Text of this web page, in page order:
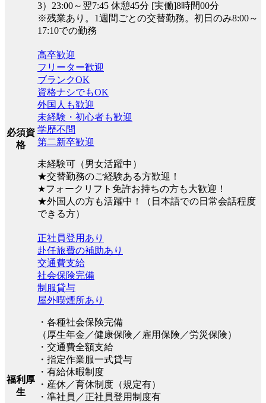
3）23:00～翌7:45 休憩45分 [実働]8時間00分
※残業あり。1週間ごとの交替勤務。初日のみ8:00～
17:10での勤務
必須資
格
高卒歓迎
フリーター歓迎
ブランクOK
資格ナシでもOK
外国人も歓迎
未経験・初心者も歓迎
学歴不問
第二新卒歓迎
未経験可（男女活躍中）
★交替勤務のご経験ある方歓迎！
★フォークリフト免許お持ちの方も大歓迎！
★外国人の方も活躍中！（日本語での日常会話程度
できる方）
福利厚
生
正社員登用あり
赴任旅費の補助あり
交通費支給
社会保険完備
制服貸与
屋外喫煙所あり
・各種社会保険完備
（厚生年金／健康保険／雇用保険／労災保険）
・交通費全額支給
・指定作業服一式貸与
・有給休暇制度
・産休／育休制度（規定有）
・準社員／正社員登用制度有